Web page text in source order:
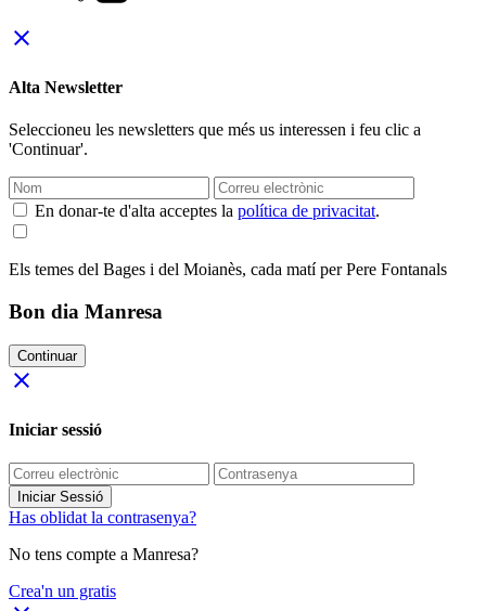
close
Alta Newsletter
Seleccioneu les newsletters que més us interessen i feu clic a
'Continuar'.
En donar-te d'alta acceptes la política de privacitat.
Els temes del Bages i del Moianès, cada matí per Pere Fontanals
Bon dia Manresa
Continuar
close
Iniciar sessió
Iniciar Sessió
Has oblidat la contrasenya?
No tens compte a Manresa?
Crea'n un gratis